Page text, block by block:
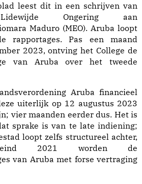
leest dit in een schrijven van
Ongering aan
Maduro (MEO). Aruba loopt
rapportages. Pas een maand
2023, ontving het College de
van Aruba over het tweede
Aruba financieel
uiterlijk op 12 augustus 2023
vier maanden eerder dus. Het is
sprake is van te late indiening;
loopt zelfs structureel achter,
2021 worden de
van Aruba met forse vertraging